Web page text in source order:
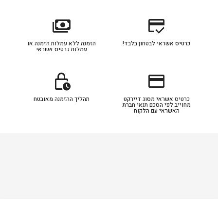
credit_score
כרטיס אשראי לבטחון בלבד!
payments
הזמנה ללא עמלות הזמנה או
עמלות כרטיס אשראי
credit_card
כרטיס אשראי מסוג דיירקט
מחוייב לפי הסכם תנאי חברת
האשראי עם הלקוח
lock_clock
תהליך ההזמנה מאובטח